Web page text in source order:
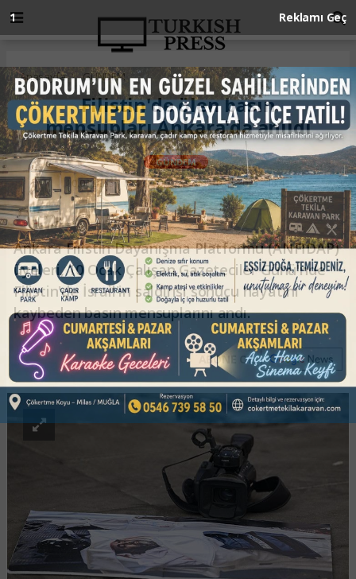
Anasayfa GÜNDEM
Filistin'de ölen basın
mensupları Ankara'da anıldı
GÜNDEM
10.01.2025 - 16:41, Güncelleme: 10.01.2025 - 16:41
Ankara Filistin Dayanışma Platformu (ANFİDAP)
üyeleri, 10 Ocak Çalışan Gazeteciler Günü'nde
Filistin'de İsrail'in saldırısı sonucu hayatını
kaybeden basın mensuplarını andı.
ABONE OL